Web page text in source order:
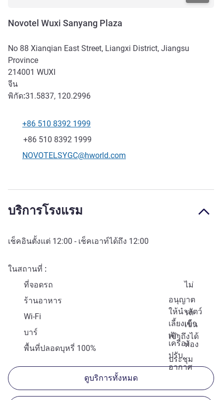
Novotel Wuxi Sanyang Plaza
No 88 Xianqian East Street, Liangxi District, Jiangsu
Province
214001 WUXI
จีน
พิกัด:31.5837, 120.2996
โทรศัพท์
+86 510 8392 1999
แฟกซ์
+86 510 8392 1999
อีเมลติดต่อ
NOVOTELSYGC@hworld.com
บริการโรงแรม
เช็คอินตั้งแต่ 12:00 - เช็คเอาท์ได้ถึง 12:00
ในสถานที่
ที่จอดรถ
ไม่
อนุญาต
ให้นำสัตว์
เลี้ยงเข้า
พัก
ร้านอาหาร
รถ
เข็น
เข้าถึงได้
Wi-Fi
เครื่อง
ปรับ
อากาศ
บาร์
ห้อง
ประชุม
พื้นที่ปลอดบุหรี่ 100%
ดูบริการทั้งหมด